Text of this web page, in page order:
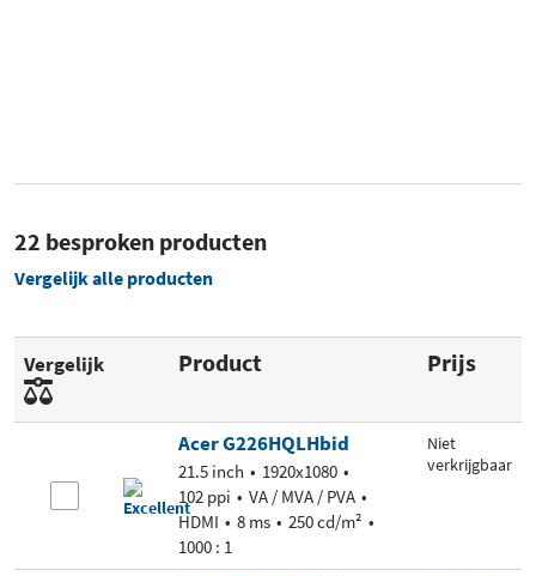
22 besproken producten
Vergelijk alle producten
Vergelijk Product Prijs
Acer G226HQLHbid
21.5 inch
1920x1080
102 ppi
VA / MVA / PVA
HDMI
8 ms
250 cd/m²
1000 : 1
Niet
verkrijgbaar